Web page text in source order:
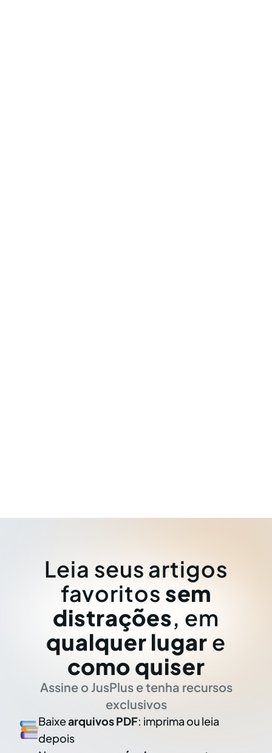
Leia seus artigos
favoritos sem
distrações, em
qualquer lugar e
como quiser
Assine o JusPlus e tenha recursos
exclusivos
Baixearquivos PDF: imprima ou leia
depois